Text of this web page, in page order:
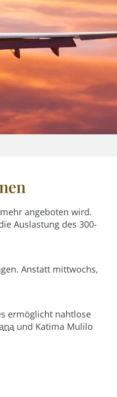
angeboten wird.
Auslastung des 300-
Anstatt mittwochs,
ermöglicht nahtlose
und Katima Mulilo